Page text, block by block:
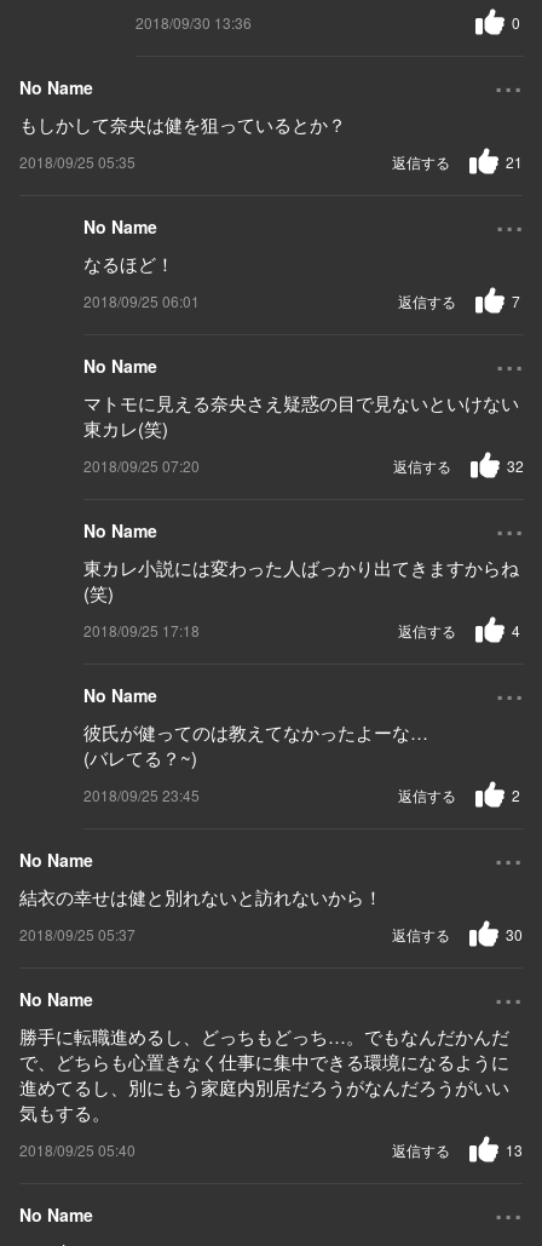
2018/09/30 13:36 0
No Name ...
もしかして奈央は健を狙っているとか？
2018/09/25 05:35 21
返信する
No Name ...
なるほど！
2018/09/25 06:01 7
返信する
No Name ...
マトモに見える奈央さえ疑惑の目で見ないといけない
東カレ(笑)
2018/09/25 07:20 32
返信する
No Name ...
東カレ小説には変わった人ばっかり出てきますからね
(笑)
2018/09/25 17:18 4
返信する
No Name ...
彼氏が健ってのは教えてなかったよーな…
(バレてる？~)
2018/09/25 23:45 2
返信する
No Name ...
結衣の幸せは健と別れないと訪れないから！
2018/09/25 05:37 30
返信する
No Name ...
勝手に転職進めるし、どっちもどっち…。でもなんだかんだ
で、どちらも心置きなく仕事に集中できる環境になるように
進めてるし、別にもう家庭内別居だろうがなんだろうがいい
気もする。
2018/09/25 05:40 13
返信する
No Name ...